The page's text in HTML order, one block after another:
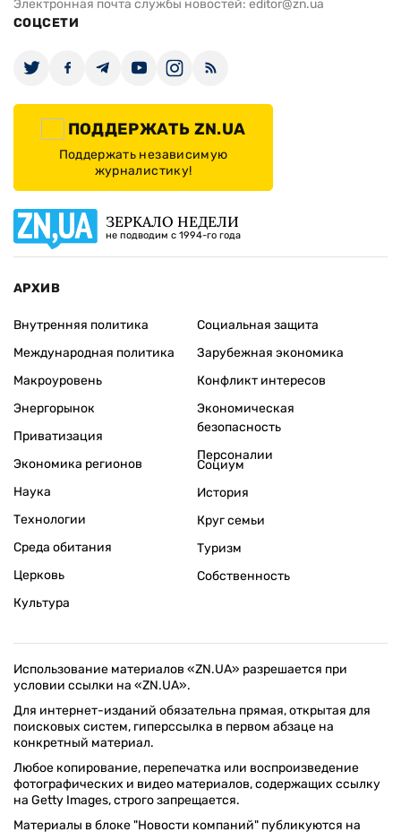
Электронная почта службы новостей: editor@zn.ua
СОЦСЕТИ
ПОДДЕРЖАТЬ ZN.UA
Поддержать независимую
журналистику!
ЗЕРКАЛО НЕДЕЛИ
не подводим с 1994-го года
АРХИВ
Внутренняя политика
Международная политика
Макроуровень
Энергорынок
Приватизация
Экономика регионов
Социальная защита
Зарубежная экономика
Конфликт интересов
Экономическая
безопасность
Персоналии
Наука
Технологии
Среда обитания
Церковь
Культура
Социум
История
Круг семьи
Туризм
Собственность
Использование материалов «ZN.UA» разрешается при
условии ссылки на «ZN.UA».
Для интернет-изданий обязательна прямая, открытая для
поисковых систем, гиперссылка в первом абзаце на
конкретный материал.
Любое копирование, перепечатка или воспроизведение
фотографических и видео материалов, содержащих ссылку
на Getty Images, строго запрещается.
Материалы в блоке "Новости компаний" публикуются на